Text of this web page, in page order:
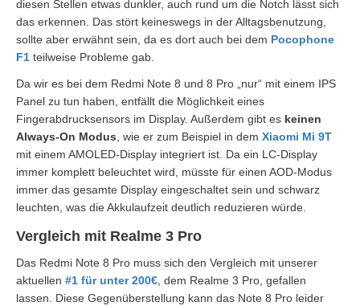
diesen Stellen etwas dunkler, auch rund um die Notch lässt sich
das erkennen. Das stört keineswegs in der Alltagsbenutzung,
sollte aber erwähnt sein, da es dort auch bei dem Pocophone
F1 teilweise Probleme gab.
Da wir es bei dem Redmi Note 8 und 8 Pro „nur“ mit einem IPS
Panel zu tun haben, entfällt die Möglichkeit eines
Fingerabdrucksensors im Display. Außerdem gibt es keinen
Always-On Modus , wie er zum Beispiel in dem Xiaomi Mi 9T
mit einem AMOLED-Display integriert ist. Da ein LC-Display
immer komplett beleuchtet wird, müsste für einen AOD-Modus
immer das gesamte Display eingeschaltet sein und schwarz
leuchten, was die Akkulaufzeit deutlich reduzieren würde.
Vergleich mit Realme 3 Pro
Das Redmi Note 8 Pro muss sich den Vergleich mit unserer
aktuellen #1 für unter 200€ , dem Realme 3 Pro, gefallen
lassen. Diese Gegenüberstellung kann das Note 8 Pro leider